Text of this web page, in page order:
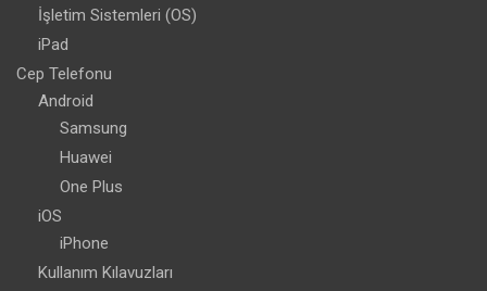
İşletim Sistemleri (OS)
iPad
Cep Telefonu
Android
Samsung
Huawei
One Plus
iOS
iPhone
Kullanım Kılavuzları